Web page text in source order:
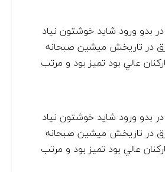
بدو ورود شايد خوشتون نياد
در تاريخش ميشين صبحانه
عالي بود تميز بود و مرتب
بدو ورود شايد خوشتون نياد
در تاريخش ميشين صبحانه
عالي بود تميز بود و مرتب